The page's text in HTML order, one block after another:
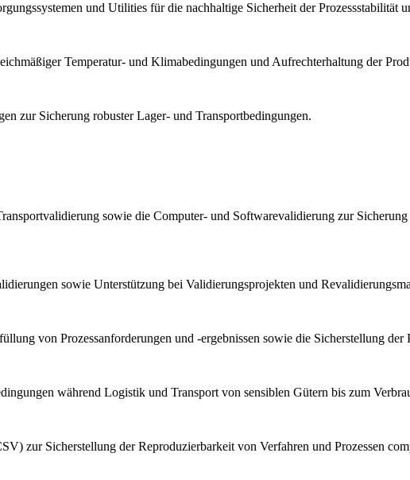
und Utilities für die nachhaltige Sicherheit der Prozessstabilität
Temperatur- und Klimabedingungen und Aufrechterhaltung der
zur Sicherung robuster Lager- und Transportbedingungen.
sowie die Computer- und Softwarevalidierung zur
sowie Unterstützung bei Validierungsprojekten und
von Prozessanforderungen und -ergebnissen sowie die Sicherstellung der
während Logistik und Transport von sensiblen Gütern bis zum
zur Sicherstellung der Reproduzierbarkeit von Verfahren und Prozessen